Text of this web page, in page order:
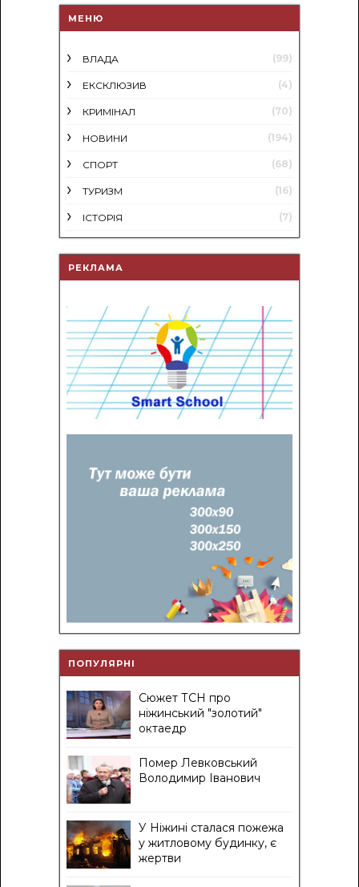
МЕНЮ
ВЛАДА (99)
ЕКСКЛЮЗИВ (4)
КРИМІНАЛ (70)
НОВИНИ (194)
СПОРТ (68)
ТУРИЗМ (16)
ІСТОРІЯ (7)
РЕКЛАМА
ПОПУЛЯРНІ
Сюжет ТСН про
ніжинський "золотий"
октаедр
Помер Левковський
Володимир Іванович
У Ніжині сталася пожежа
у житловому будинку, є
жертви